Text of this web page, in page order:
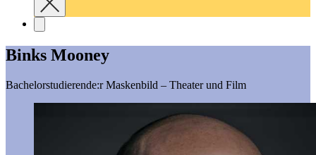
Binks Mooney
Bachelorstudierende:r Maskenbild – Theater und Film